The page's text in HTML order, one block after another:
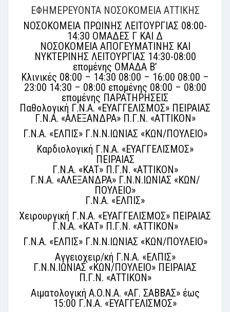
ΕΦΗΜΕΡΕΥΟΝΤΑ ΝΟΣΟΚΟΜΕΙΑ ΑΤΤΙΚΗΣ
ΝΟΣΟΚΟΜΕΙΑ ΠΡΩΙΝΗΣ ΛΕΙΤΟΥΡΓΙΑΣ 08:00-
14:30 ΟΜΑΔΕΣ Γ ΚΑΙ Δ
ΝΟΣΟΚΟΜΕΙΑ ΑΠΟΓΕΥΜΑΤΙΝΗΣ ΚΑΙ
ΝΥΚΤΕΡΙΝΗΣ ΛΕΙΤΟΥΡΓΙΑΣ 14:30-08:00
επομένης ΟΜΑΔΑ Β’
Κλινικές 08:00 – 14:30 08:00 – 16:00 08:00 –
23:00 14:30 – 08:00 επομένης 08:00 – 08:00
επομένης ΠΑΡΑΤΗΡΗΣΕΙΣ
Παθολογική Γ.Ν.Α. «ΕΥΑΓΓΕΛΙΣΜΟΣ» ΠΕΙΡΑΙΑΣ
Γ.Ν.Α. «ΑΛΕΞΑΝΔΡΑ» Π.Γ.Ν. «ΑΤΤΙΚΟΝ»
Γ.Ν.Α. «ΕΛΠΙΣ» Γ.Ν.Ν.ΙΩΝΙΑΣ «ΚΩΝ/ΠΟΥΛΕΙΟ»
Καρδιολογική Γ.Ν.Α. «ΕΥΑΓΓΕΛΙΣΜΟΣ»
ΠΕΙΡΑΙΑΣ
Γ.Ν.Α. «ΚΑΤ» Π.Γ.Ν. «ΑΤΤΙΚΟΝ»
Γ.Ν.Α. «ΑΛΕΞΑΝΔΡΑ» Γ.Ν.Ν.ΙΩΝΙΑΣ «ΚΩΝ/
ΠΟΥΛΕΙΟ»
Γ.Ν.Α. «ΕΛΠΙΣ»
Χειρουργική Γ.Ν.Α. «ΕΥΑΓΓΕΛΙΣΜΟΣ» ΠΕΙΡΑΙΑΣ
Γ.Ν.Α. «ΚΑΤ» Π.Γ.Ν. «ΑΤΤΙΚΟΝ»
Γ.Ν.Α. «ΕΛΠΙΣ» Γ.Ν.Ν.ΙΩΝΙΑΣ «ΚΩΝ/ΠΟΥΛΕΙΟ»
Αγγειοχειρ/κή Γ.Ν.Α. «ΕΛΠΙΣ»
Γ.Ν.Ν.ΙΩΝΙΑΣ «ΚΩΝ/ΠΟΥΛΕΙΟ» ΠΕΙΡΑΙΑΣ
Π.Γ.Ν. «ΑΤΤΙΚΟΝ»
Αιματολογική Α.Ο.Ν.Α. «ΑΓ. ΣΑΒΒΑΣ» έως
15:00 Γ.Ν.Α. «ΕΥΑΓΓΕΛΙΣΜΟΣ»